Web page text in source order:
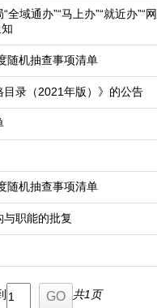
域通办”“马上办”“就近办”“
随机抽查事项清单
目录（2021年版）》的公告
随机抽查事项清单
与职能的批复
共1页